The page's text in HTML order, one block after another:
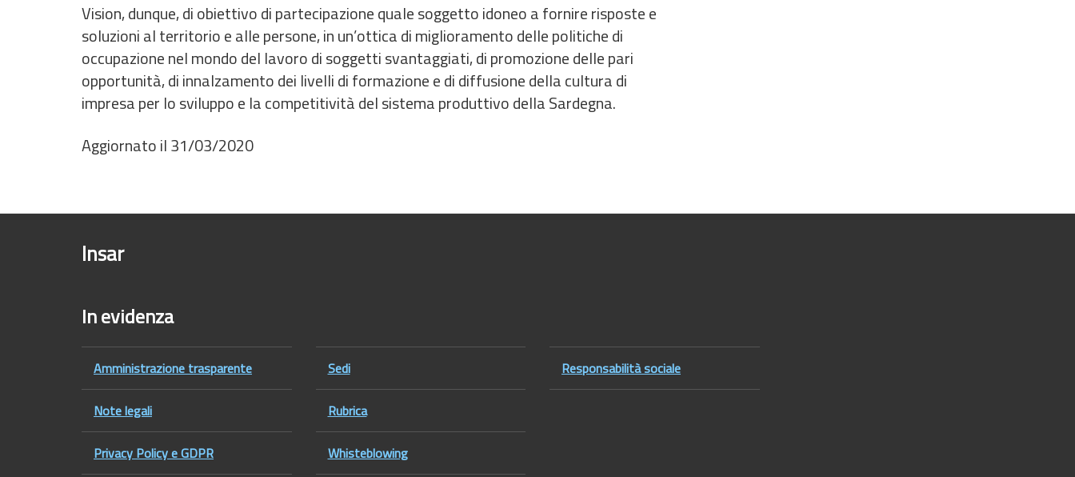
Vision, dunque, di obiettivo di partecipazione quale soggetto idoneo a fornire risposte e
soluzioni al territorio e alle persone, in un’ottica di miglioramento delle politiche di
occupazione nel mondo del lavoro di soggetti svantaggiati, di promozione delle pari
opportunità, di innalzamento dei livelli di formazione e di diffusione della cultura di
impresa per lo sviluppo e la competitività del sistema produttivo della Sardegna.
Aggiornato il 31/03/2020
Insar
In evidenza
Amministrazione trasparente
Note legali
Privacy Policy e GDPR
Sedi
Rubrica
Whisteblowing
Responsabilità sociale